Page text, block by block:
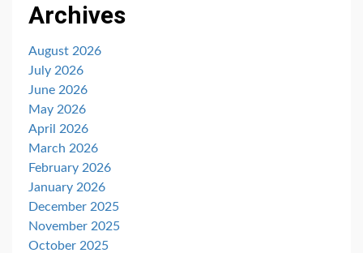
Archives
August 2026
July 2026
June 2026
May 2026
April 2026
March 2026
February 2026
January 2026
December 2025
November 2025
October 2025